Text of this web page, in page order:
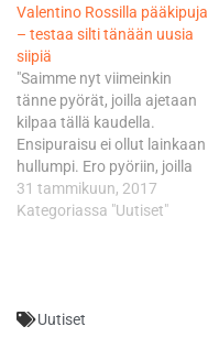
ratamoottoripyöräilyn MM-
osakilpailua. Yksi maa, joka
on nyt liittymässä MotoGP-
kalenteriin, on Suomi, joka
odottaa innoissaan pääsyä
mukaan maailmanlaajuiseen
ja taloudellisesti erittäin
merkittävään sarjaan.
Suomella on tunnetusti pitkä
ja merkittävä…
Valentino Rossilla pääkipuja
– testaa silti tänään uusia
siipiä
"Saimme nyt viimeinkin
tänne pyörät, joilla ajetaan
kilpaa tällä kaudella.
Ensipuraisu ei ollut lainkaan
hullumpi. Ero pyöriin, joilla
testasimme marraskuussa,
oli monin paikoin selkeästi
Se ei oikein missään
31 tammikuun, 2017
Kategoriassa "Uutiset"
Uutiset